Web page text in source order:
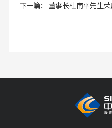
下一篇： 董事长杜南平先生